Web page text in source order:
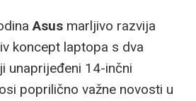
Asus marljivo razvija
koncept laptopa s dva
unaprijeđeni 14-inčni
poprilično važne novosti u